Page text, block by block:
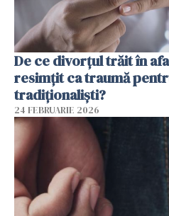
De ce divorțul trăit în
resimțit ca traumă
tradiționaliști?
24 FEBRUARIE 2026